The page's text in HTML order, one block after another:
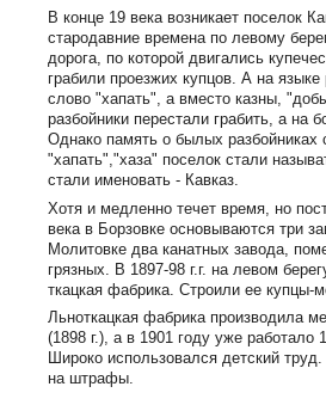
В конце 19 века возникает поселок
стародавние времена по левому
дорога, по которой двигались
грабили проезжих купцов. А на
слово "хапать", а вместо казны,
разбойники перестали грабить, а
Однако память о былых разбойниках
"хапать","хаза" поселок стали
стали именовать - Кавказ.
Хотя и медленно течет время, но
века в Борзовке основываются три
Молитовке два канатных завода,
грязных. В 1897-98 г.г. на левом
ткацкая фабрика. Строили ее купцы-
Льноткацкая фабрика производила
(1898 г.), а в 1901 году уже
Широко использовался детский
на штрафы.